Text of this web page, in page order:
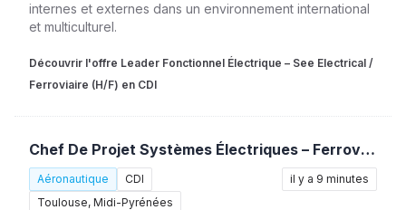
internes et externes dans un environnement international
et multiculturel.
Découvrir l'offre Leader Fonctionnel Électrique – See Electrical /
Ferroviaire (H/F) en CDI
Chef De Projet Systèmes Électriques – Ferroviaire (H/F)
Aéronautique
CDI
Toulouse, Midi-Pyrénées
il y a 9 minutes